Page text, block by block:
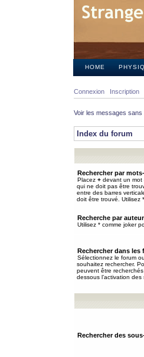
HOME
Connexion Inscription
Voir les messages sans
Index du forum
Rechercher par
Placez + devant un mot
qui ne doit pas être
entre des barres
doit être trouvé. Utilisez
Recherche par
Utilisez * comme joker
Rechercher dans les
Sélectionnez le forum
souhaitez rechercher.
peuvent être
dessous l’activation des
Rechercher des